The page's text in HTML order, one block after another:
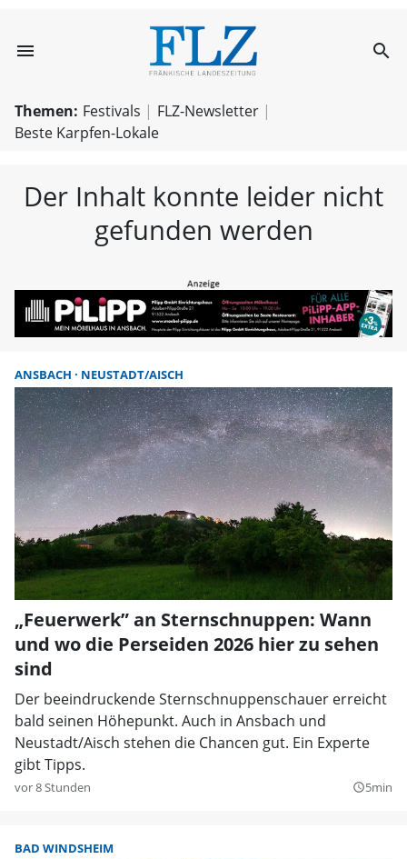
menu FLZ – search
Themen: Festivals
FLZ-Newsletter
Beste Karpfen-Lokale
Der Inhalt konnte leider nicht
gefunden werden
ANSBACH NEUSTADT/AISCH
„Feuerwerk” an Sternschnuppen: Wann
und wo die Perseiden 2026 hier zu sehen
sind
Der beeindruckende Sternschnuppenschauer erreicht
bald seinen Höhepunkt. Auch in Ansbach und
Neustadt/Aisch stehen die Chancen gut. Ein Experte
gibt Tipps.
vor 8 Stunden query_builder5min
BAD WINDSHEIM